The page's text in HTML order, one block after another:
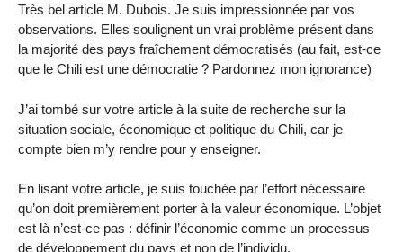
Très bel article M. Dubois. Je suis impressionnée par vos
observations. Elles soulignent un vrai problème présent dans
la majorité des pays fraîchement démocratisés (au fait, est-ce
que le Chili est une démocratie ? Pardonnez mon ignorance)
J’ai tombé sur votre article à la suite de recherche sur la
situation sociale, économique et politique du Chili, car je
compte bien m’y rendre pour y enseigner.
En lisant votre article, je suis touchée par l’effort nécessaire
qu’on doit premièrement porter à la valeur économique. L’objet
est là n’est-ce pas : définir l’économie comme un processus
de développement du pays et non de l’individu.